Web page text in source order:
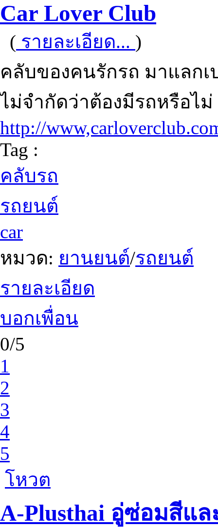
Car Lover Club
( รายละเอียด... )
คลับของคนรักรถ มาแลก
ไม่จำกัดว่าต้องมีรถหรือไม่
http://
Tag :
คลับรถ
รถยนต์
car
หมวด: ยานยนต์/รถยนต์
รายละเอียด
บอกเพื่อน
0/5
1
2
3
4
5
โหวต
A-Plusthai อู่ซ่อมสีแล